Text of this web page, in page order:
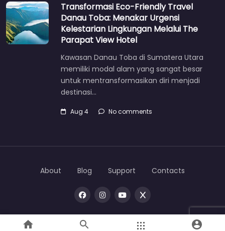
Transformasi Eco-Friendly Travel
Danau Toba: Menakar Urgensi
Kelestarian Lingkungan Melalui The
Parapat View Hotel
Kawasan Danau Toba di Sumatera Utara
memiliki modal alam yang sangat besar
untuk mentransformasikan diri menjadi
destinasi…
Aug 4 No comments
Copyright © 2026 | One
About Blog Support Contacts